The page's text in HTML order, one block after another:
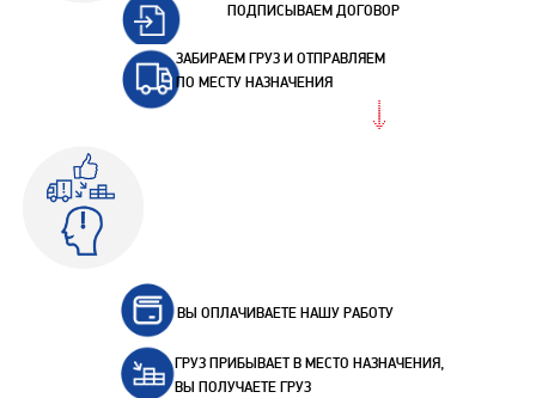
ПОДПИСЫВАЕМ ДОГОВОР
ЗАБИРАЕМ ГРУЗ И ОТПРАВЛЯЕМ
ПО МЕСТУ НАЗНАЧЕНИЯ
ВЫ ОПЛАЧИВАЕТЕ НАШУ РАБОТУ
ГРУЗ ПРИБЫВАЕТ В МЕСТО НАЗНАЧЕНИЯ,
ВЫ ПОЛУЧАЕТЕ ГРУЗ